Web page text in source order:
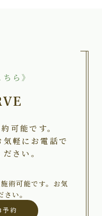
ら》
可能です。
軽にお電話で
さい。
術可能です。お気
い。
予約